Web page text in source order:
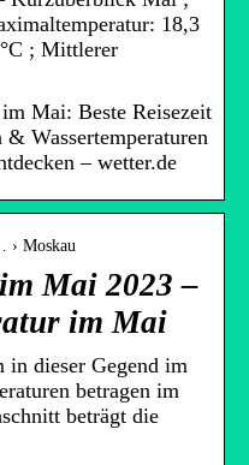
18,3
; Mittlerer
Mai: Beste Reisezeit
Wassertemperaturen
– wetter.de
› Moskau
Mai 2023 –
im Mai
in dieser Gegend im
betragen im
beträgt die